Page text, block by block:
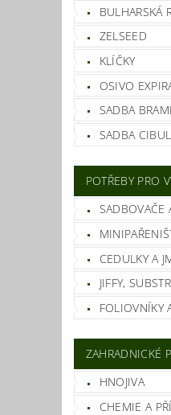
BULHARSKÁ
ZELSEED
KLÍČKY
OSIVO
SADBA
SADBA
POTŘEBY PRO
SADBOVAČE
CEDULKY A
JIFFY,
FOLIOVNÍKY
ZAHRADNICKÉ
HNOJIVA
CHEMIE A